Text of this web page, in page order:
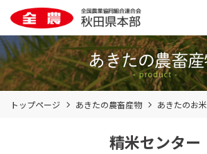
トップページ あきたの農畜産物 あきたのお米
精米センター